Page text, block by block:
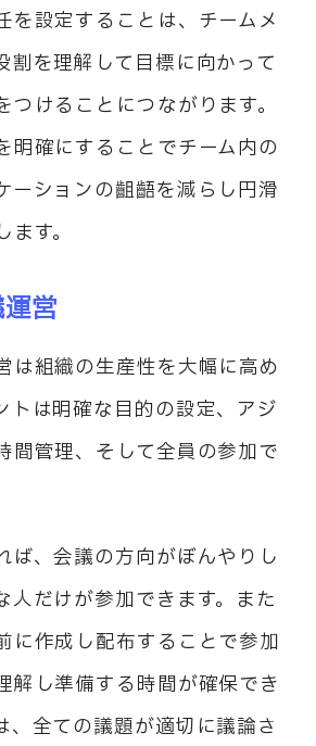
を設定することは、チームメ
割を理解して目標に向かって
けることにつながります。
明確にすることでチーム内の
ーションの齟齬を減らし円滑
す。
営
は組織の生産性を大幅に高め
トは明確な目的の設定、アジ
間管理、そして全員の参加で
ば、会議の方向がぼんやりし
人だけが参加できます。また
に作成し配布することで参加
解し準備する時間が確保でき
、全ての議題が適切に議論さ